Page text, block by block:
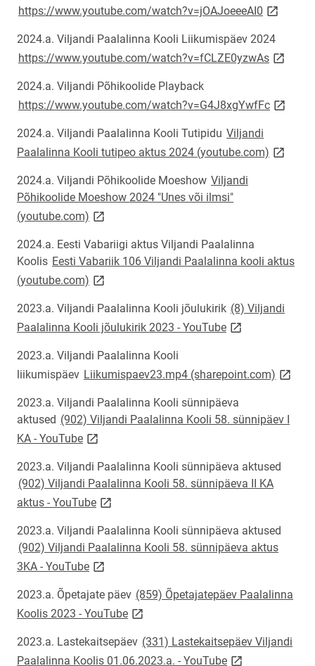
https://www.youtube.com/watch?v=jOAJoeeeAI0 link
2024.a. Viljandi Paalalinna Kooli Liikumispäev 2024
https://www.youtube.com/watch?v=fCLZE0yzwAslink
2024.a. Viljandi Põhikoolide Playback
https://www.youtube.com/watch?v=G4J8xgYwfFclink
2024.a. Viljandi Paalalinna Kooli Tutipidu Viljandi
Paalalinna Kooli tutipeo aktus 2024 (youtube.com) link
2024.a. Viljandi Põhikoolide Moeshow Viljandi
Põhikoolide Moeshow 2024 "Unes või ilmsi"
(youtube.com) link opens on new page
2024.a. Eesti Vabariigi aktus Viljandi Paalalinna
Koolis Eesti Vabariik 106 Viljandi Paalalinna kooli aktus
(youtube.com) link opens on new page
2023.a. Viljandi Paalalinna Kooli jõulukirik (8) Viljandi
Paalalinna Kooli jõulukirik 2023 - YouTubelink opens on
2023.a. Viljandi Paalalinna Kooli
liikumispäev Liikumispaev23.mp4 (sharepoint.com) link
2023.a. Viljandi Paalalinna Kooli sünnipäeva
aktused (902) Viljandi Paalalinna Kooli 58. sünnipäev I
KA - YouTubelink opens on new page
2023.a. Viljandi Paalalinna Kooli sünnipäeva aktused
(902) Viljandi Paalalinna Kooli 58. sünnipäeva II KA
aktus - YouTubelink opens on new page
2023.a. Viljandi Paalalinna Kooli sünnipäeva aktused
(902) Viljandi Paalalinna Kooli 58. sünnipäeva aktus
3KA - YouTubelink opens on new page
2023.a. Õpetajate päev (859) Õpetajatepäev Paalalinna
Koolis 2023 - YouTubelink opens on new page
2023.a. Lastekaitsepäev (331) Lastekaitsepäev Viljandi
Paalalinna Koolis 01.06.2023.a. - YouTubelink opens on